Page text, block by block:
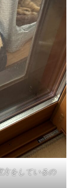
をしているの